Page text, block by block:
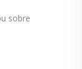
sobre